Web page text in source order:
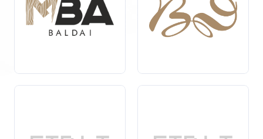
pagerina biuro įvaizdį, bet ir prisideda prie įmonės
atsakomybės už aplinką.